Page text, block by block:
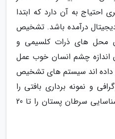
احتیاج به آن دارد که ابتدا
درآمده باشد. تشخیص
محل های ذرات کلسیمی و
اندازه چشم انسان خوب عمل
اند سیستم های تشخیص
و نمونه برداری بافتی را
افزوده اند و نهایتا احتمال شناسایی سرطان پستان را تا 20